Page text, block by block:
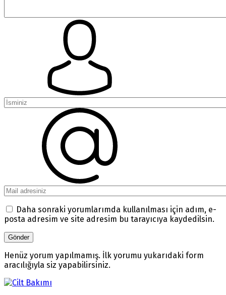
Daha sonraki yorumlarımda kullanılması için adım, e-
posta adresim ve site adresim bu tarayıcıya kaydedilsin.
Henüz yorum yapılmamış. İlk yorumu yukarıdaki form
aracılığıyla siz yapabilirsiniz.